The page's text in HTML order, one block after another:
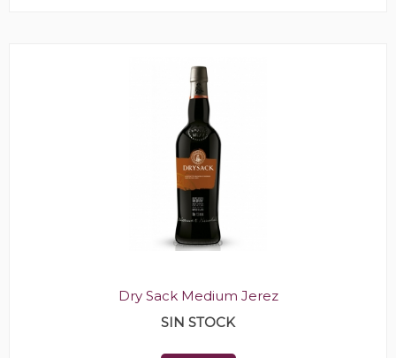
Dry Sack Medium Jerez
SIN STOCK